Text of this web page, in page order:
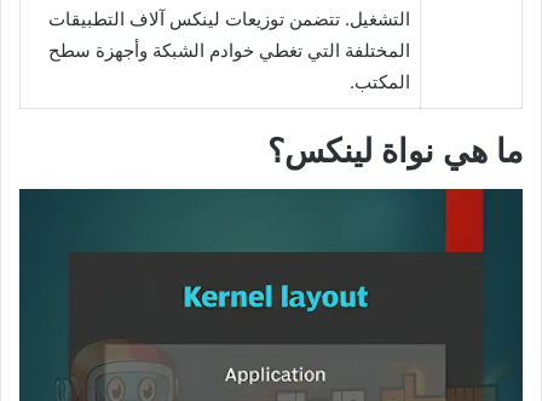
التشغيل. تتضمن توزيعات لينكس آلاف التطبيقات
المختلفة التي تغطي خوادم الشبكة وأجهزة سطح
المكتب.
ما هي نواة لينكس؟